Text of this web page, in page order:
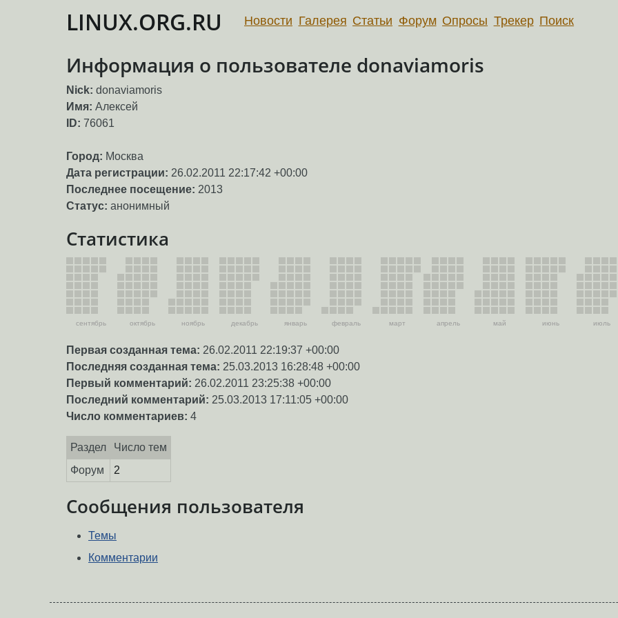
LINUX.ORG.RU Новости Галерея Статьи Форум Опросы Трекер Поиск
Информация о пользователе donaviamoris
Nick: donaviamoris
Имя: Алексей
ID: 76061
Город: Москва
Дата регистрации: 26.02.2011 22:17:42 +00:00
Последнее посещение: 2013
Статус: анонимный
Статистика
сентябрь октябрь ноябрь декабрь январь февраль март апрель май июнь июль
Первая созданная тема: 26.02.2011 22:19:37 +00:00
Последняя созданная тема: 25.03.2013 16:28:48 +00:00
Первый комментарий: 26.02.2011 23:25:38 +00:00
Последний комментарий: 25.03.2013 17:11:05 +00:00
Число комментариев: 4
Раздел
Число тем
Форум
2
Сообщения пользователя
Темы
Комментарии